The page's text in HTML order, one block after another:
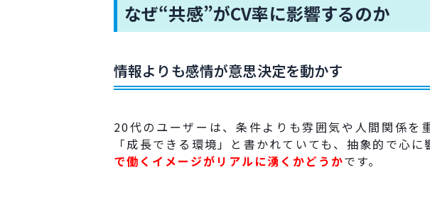
なぜ“共感”がCV率に影響するのか
情報よりも感情が意思決定を動かす
20代のユーザーは、条件よりも雰囲気や人間関係を
「成長できる環境」と書かれていても、抽象的で心に
で働くイメージがリアルに湧くかどうかです。